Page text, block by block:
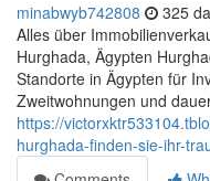
minabwyb742808 325
Alles über
Hurghada, Ägypten
Standorte in Ägypten für
Zweitwohnungen und
https://
hurghada-finden-sie-ihr-